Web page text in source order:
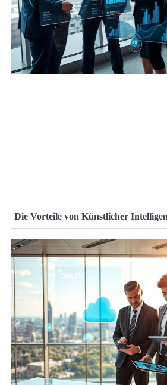
Die Vorteile von Künstlicher